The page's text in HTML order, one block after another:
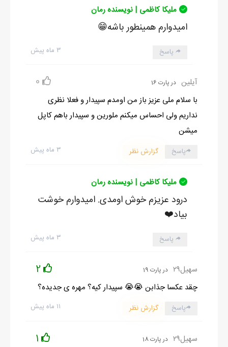
ملیکا کاظمی | نویسنده رمان
امیدوارم همینطور باشه😁
۳ ماه پیش پاسخ
آیلین در پارت 16 0
با سلام ملی عزیز باز من اومدم سپیدار و فعلا نظری
نداریم ولی احساس میکنم ملورین و سپیدار باهم کاپل
میشن
۳ ماه پیش پاسخ گزارش نظر
ملیکا کاظمی | نویسنده رمان
درود عزیزم خوش اومدی. امیدوارم خوشت
بیاد❤️
۳ ماه پیش پاسخ
سهیل۲۹ در پارت 19 2
چقد عکسا جذابن 😭😭 سپیدار کیه؟ مهره ی جدیده؟
۱۱ ماه پیش پاسخ گزارش نظر
سهیل۲۹ در پارت 18 1